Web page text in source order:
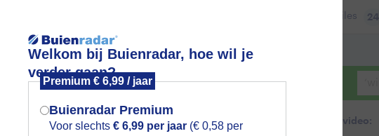
Welkom bij Buienradar, hoe wil je
verder gaan?
Premium € 6,99 / jaar
Buienradar Premium
Voor slechts € 6,99 per jaar (€ 0,58 per
Files 24
Lees meer.
Foto en video Weerzine
Zoeken in foto & video: